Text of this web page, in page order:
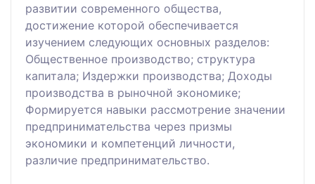
развитии современного общества,
достижение которой обеспечивается
изучением следующих основных разделов:
Общественное производство; структура
капитала; Издержки производства; Доходы
производства в рыночной экономике;
Формируется навыки рассмотрение значении
предпринимательства через призмы
экономики и компетенций личности,
различие предпринимательство.